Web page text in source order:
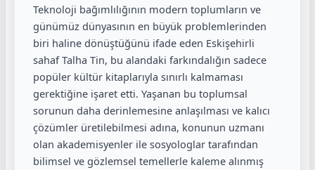
Teknoloji bağımlılığının modern toplumların ve
günümüz dünyasının en büyük problemlerinden
biri haline dönüştüğünü ifade eden Eskişehirli
sahaf Talha Tin, bu alandaki farkındalığın sadece
popüler kültür kitaplarıyla sınırlı kalmaması
gerektiğine işaret etti. Yaşanan bu toplumsal
sorunun daha derinlemesine anlaşılması ve kalıcı
çözümler üretilebilmesi adına, konunun uzmanı
olan akademisyenler ile sosyologlar tarafından
bilimsel ve gözlemsel temellerle kaleme alınmış